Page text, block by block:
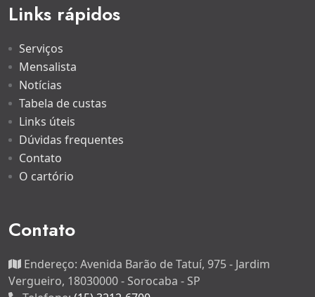
Links rápidos
Serviços
Mensalista
Notícias
Tabela de custas
Links úteis
Dúvidas frequentes
Contato
O cartório
Contato
Endereço: Avenida Barão de Tatuí, 975 - Jardim
Vergueiro, 18030000 - Sorocaba - SP